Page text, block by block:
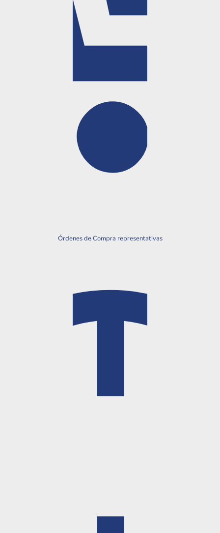
Órdenes de Compra representativas